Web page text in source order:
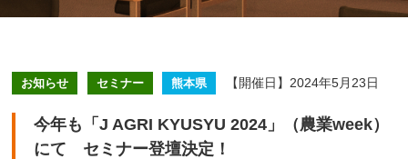
お知らせ セミナー 熊本県 【開催日】2024年5月23日
今年も「J AGRI KYUSYU 2024」（農業week）
にて セミナー登壇決定！